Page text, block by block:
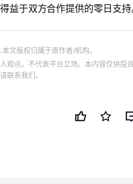
益于双方合作提供的零日支持
本文版权归属于原作者/机构。
观点，不代表平台立场。本内容仅供投
联系我们。